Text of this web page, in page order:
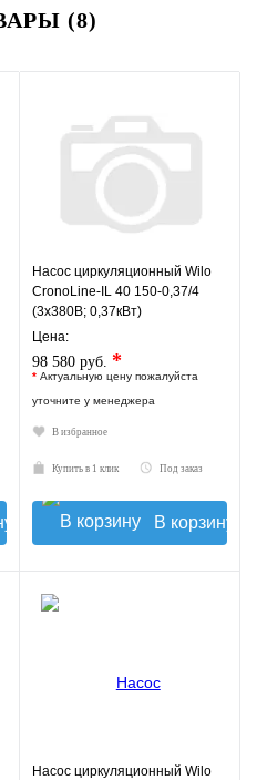
(8)
Насос циркуляционный Wilo
CronoLine-IL 40 150-0,37/4
(3х380В; 0,37кВт)
Цена:
98 580 руб. *
* Актуальную цену пожалуйста
уточните у менеджера
В избранное
Купить в 1 клик Под заказ
В корзину
Насос циркуляционный Wilo